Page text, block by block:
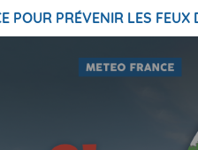
POUR PRÉVENIR LES FEUX